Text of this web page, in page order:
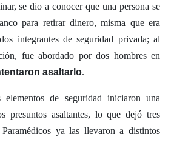
se dio a conocer que una persona se
para retirar dinero, misma que era
integrantes de seguridad privada; al
fue abordado por dos hombres en
asaltarlo.
elementos de seguridad iniciaron una
presuntos asaltantes, lo que dejó tres
Paramédicos ya las llevaron a distintos